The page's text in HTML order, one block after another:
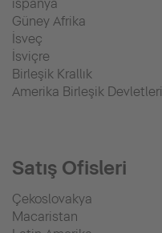
ispanya
Güney Afrika
İsveç
İsviçre
Birleşik Krallık
Amerika Birleşik Devletleri
Satış Ofisleri
Çekoslovakya
Macaristan